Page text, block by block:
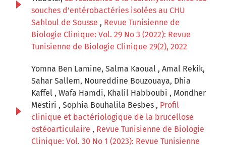
souches d’entérobactéries isolées au CHU
Sahloul de Sousse , Revue Tunisienne de
Biologie Clinique: Vol. 29 No 3 (2022): Revue
Tunisienne de Biologie Clinique 29(2), 2022
Yomna Ben Lamine, Salma Kaoual , Amal Rekik,
Sahar Sallem, Noureddine Bouzouaya, Dhia
Kaffel , Wafa Hamdi, Khalil Habboubi , Mondher
Mestiri , Sophia Bouhalila Besbes , Profil
clinique et bactériologique de la brucellose
ostéoarticulaire , Revue Tunisienne de Biologie
Clinique: Vol. 30 No 1 (2023): Revue Tunisienne